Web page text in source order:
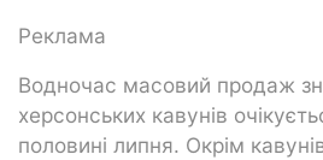
Реклама
Водночас масовий продаж
херсонських кавунів
половині липня. Окрім